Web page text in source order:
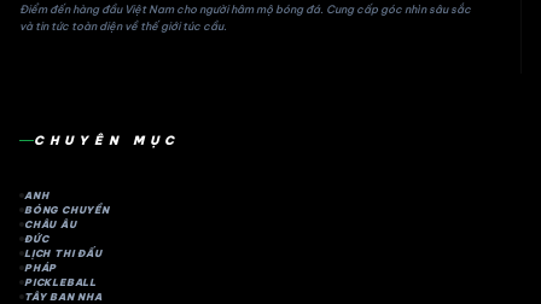
Điểm đến hàng đầu Việt Nam cho người hâm mộ bóng đá. Cung cấp góc nhìn sâu sắc
và tin tức toàn diện về thế giới túc cầu.
CHUYÊN MỤC
ANH
BÓNG CHUYỀN
CHÂU ÂU
ĐỨC
LỊCH THI ĐẤU
PHÁP
PICKLEBALL
TÂY BAN NHA